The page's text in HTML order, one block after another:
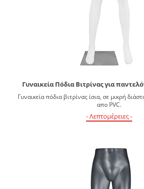
Γυναικεία Πόδια Βιτρίνας για
Γυναικεία πόδια βιτρίνας ίσια, σε μικρή
απο PVC.
- Λεπτομέρειες -